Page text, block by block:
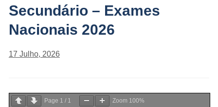
Secundário – Exames
Nacionais 2026
17 Julho, 2026
Page 1 / 1 Zoom 100%